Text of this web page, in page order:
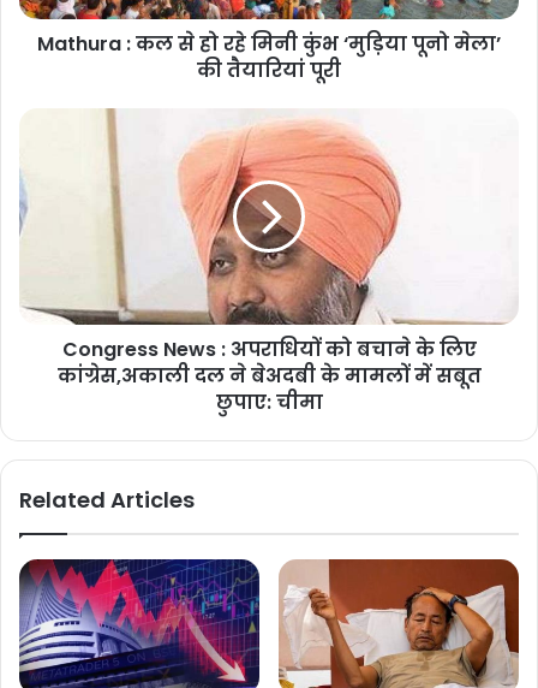
Mathura : कल से हो रहे मिनी कुंभ ‘मुड़िया पूनो मेला’
की तैयारियां पूरी
Congress News : अपराधियों को बचाने के लिए
कांग्रेस,अकाली दल ने बेअदबी के मामलों में सबूत
छुपाए: चीमा
Related Articles